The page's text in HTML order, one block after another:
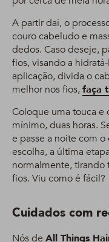
A partir daí, o
couro cabeludo e
dedos. Caso deseje,
fios, visando a
aplicação, divida o
melhor nos fios,faça
Coloque uma touca e
mínimo, duas horas.
e passe a noite com
escolha, a última
normalmente, tirando
fios. Viu como é fácil?
Cuidados com
Nós de All Things